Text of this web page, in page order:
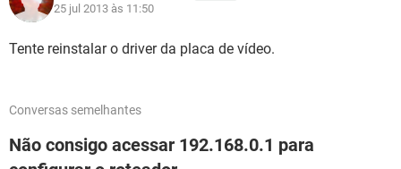
25 jul 2013 às 11:50
Tente reinstalar o driver da placa de vídeo.
Conversas semelhantes
Não consigo acessar 192.168.0.1 para